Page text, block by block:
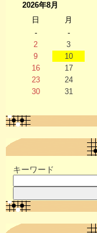
2026年8月
日
月
-
-
2
3
9
10
16
17
23
24
30
31
キーワード